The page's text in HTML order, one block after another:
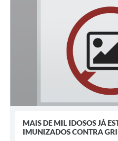
MAIS DE MIL IDOSOS JÁ
IMUNIZADOS CONTRA